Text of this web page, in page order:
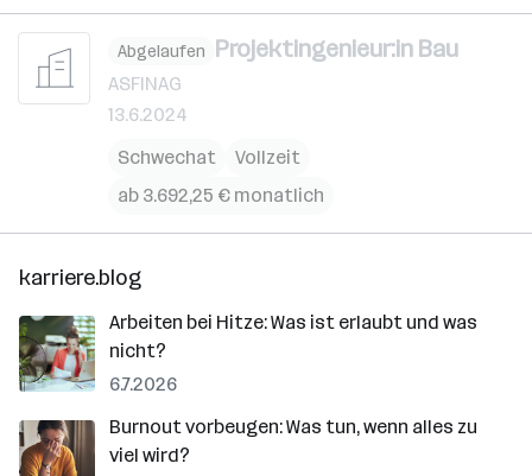
Abgelaufen Projektingenieur:in Bau
ASFINAG
13.6.2024
Schwechat
Vollzeit
ab 3.692,25 € monatlich
karriere.blog
Arbeiten bei Hitze: Was ist erlaubt und was
nicht?
6.7.2026
Burnout vorbeugen: Was tun, wenn alles zu
viel wird?